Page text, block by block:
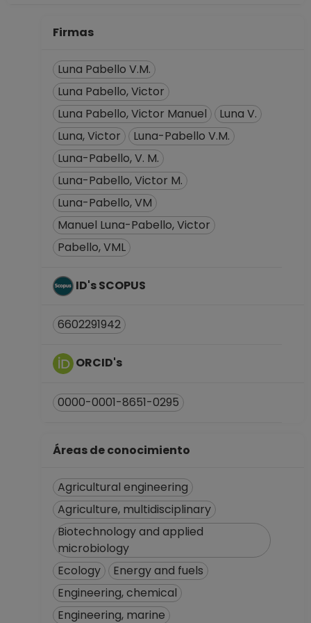
Firmas
Luna Pabello V.M.
Luna Pabello, Victor
Luna Pabello, Victor Manuel
Luna V.
Luna, Victor
Luna-Pabello V.M.
Luna-Pabello, V. M.
Luna-Pabello, Victor M.
Luna-Pabello, VM
Manuel Luna-Pabello, Victor
Pabello, VML
ID's SCOPUS
6602291942
ORCID's
0000-0001-8651-0295
Áreas de conocimiento
Agricultural engineering
Agriculture, multidisciplinary
Biotechnology and applied
microbiology
Ecology
Energy and fuels
Engineering, chemical
Engineering, marine